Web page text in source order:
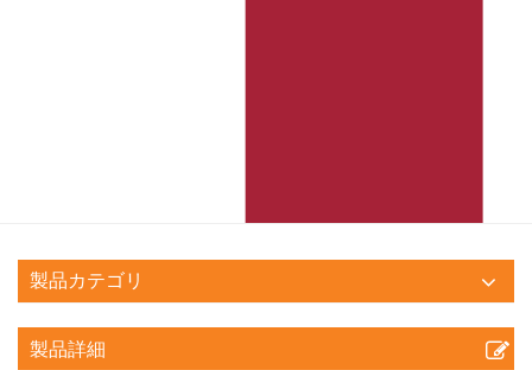
製品カテゴリ
製品詳細